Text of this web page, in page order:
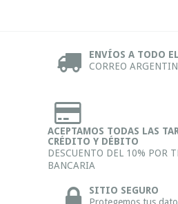
ENVÍOS A TODO
CORREO
ACEPTAMOS TODAS LAS
CRÉDITO Y DÉBITO
DESCUENTO DEL 10% POR
BANCARIA
SITIO SEGURO